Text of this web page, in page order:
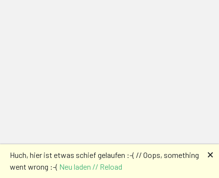
Huch, hier ist etwas schief gelaufen :-( // Oops, something
went wrong :-( Neu laden // Reload
🗙